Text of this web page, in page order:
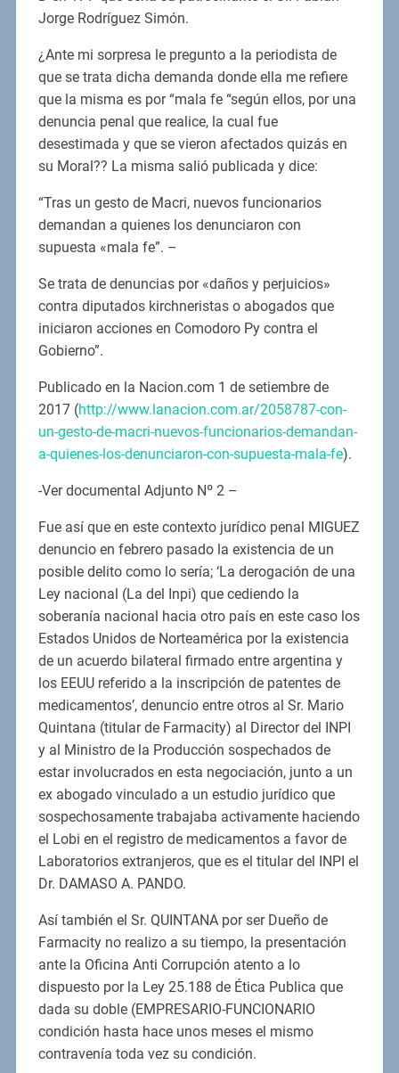
Jorge Rodríguez Simón.
¿Ante mi sorpresa le pregunto a la periodista de
que se trata dicha demanda donde ella me refiere
que la misma es por “mala fe “según ellos, por una
denuncia penal que realice, la cual fue
desestimada y que se vieron afectados quizás en
su Moral?? La misma salió publicada y dice:
“Tras un gesto de Macri, nuevos funcionarios
demandan a quienes los denunciaron con
supuesta «mala fe”. –
Se trata de denuncias por «daños y perjuicios»
contra diputados kirchneristas o abogados que
iniciaron acciones en Comodoro Py contra el
Gobierno”.
Publicado en la Nacion.com 1 de setiembre de
2017 (http://www.lanacion.com.ar/2058787-con-
un-gesto-de-macri-nuevos-funcionarios-demandan-
a-quienes-los-denunciaron-con-supuesta-mala-fe).
-Ver documental Adjunto Nº 2 –
Fue así que en este contexto jurídico penal MIGUEZ
denuncio en febrero pasado la existencia de un
posible delito como lo sería; ‘La derogación de una
Ley nacional (La del Inpi) que cediendo la
soberanía nacional hacia otro país en este caso los
Estados Unidos de Norteamérica por la existencia
de un acuerdo bilateral firmado entre argentina y
los EEUU referido a la inscripción de patentes de
medicamentos’, denuncio entre otros al Sr. Mario
Quintana (titular de Farmacity) al Director del INPI
y al Ministro de la Producción sospechados de
estar involucrados en esta negociación, junto a un
ex abogado vinculado a un estudio jurídico que
sospechosamente trabajaba activamente haciendo
el Lobi en el registro de medicamentos a favor de
Laboratorios extranjeros, que es el titular del INPI el
Dr. DAMASO A. PANDO.
Así también el Sr. QUINTANA por ser Dueño de
Farmacity no realizo a su tiempo, la presentación
ante la Oficina Anti Corrupción atento a lo
dispuesto por la Ley 25.188 de Ética Publica que
dada su doble (EMPRESARIO-FUNCIONARIO
condición hasta hace unos meses el mismo
contravenía toda vez su condición.